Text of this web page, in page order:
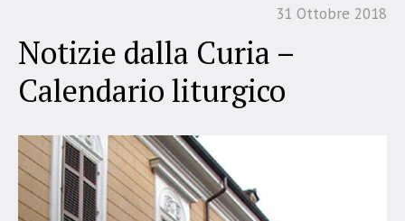
31 Ottobre 2018
Notizie dalla Curia –
Calendario liturgico